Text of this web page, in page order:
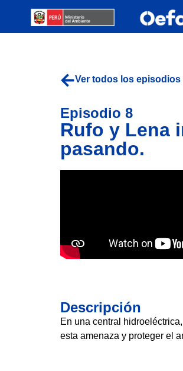
Ver todos los episodios
Episodio 8
Rufo y Lena
pasando.
Descripción
En una central
esta amenaza y proteger el